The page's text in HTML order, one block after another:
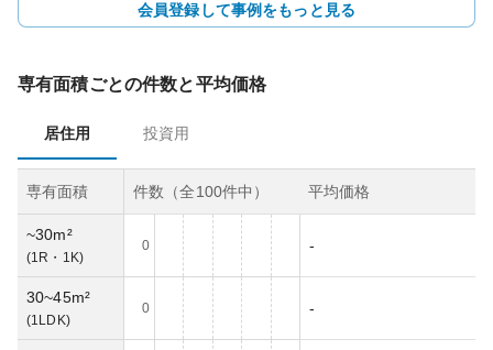
会員登録して事例をもっと見る
専有面積ごとの件数と平均価格
居住用 投資用
専有面積 件数（全100件中） 平均価格
~30m²
(1R・1K)
0 -
30~45m²
(1LDK)
0 -